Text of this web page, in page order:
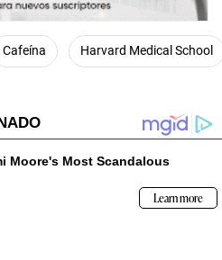
Cafeína Harvard Medical School